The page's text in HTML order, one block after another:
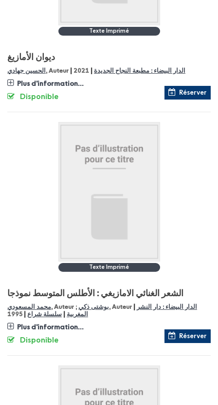
Texte Imprimé
ديوان الأمازيغ
الحسين جهادي , Auteur الدار البيضاء : مطبعة النجاح الجديدة 2021
Plus d'information...
Réserver
Disponible
Texte Imprimé
الشعر الغنائي الامازيغي : الأطلس المتوسط نموذجا
محمد المسعودي, Auteur ; بوشتى ذكي, Auteur
الدار البيضاء : دار النشر
المغربية
سلسلة شراع 1995
Plus d'information...
Réserver
Disponible